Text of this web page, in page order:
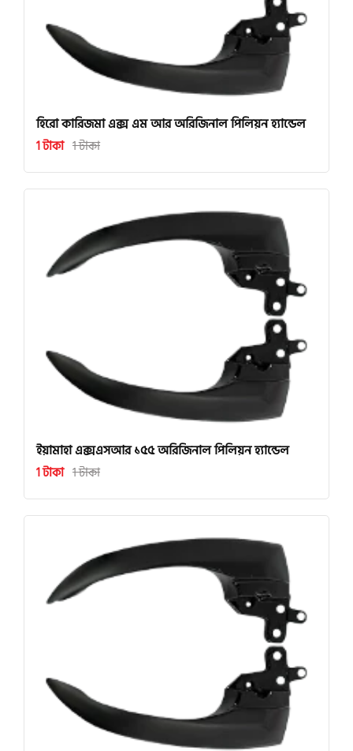
হিরো কারিজমা এক্স এম আর অরিজিনাল পিলিয়ন হ্যান্ডেল
1 টাকা 1 টাকা
ইয়ামাহা এক্সএসআর ১৫৫ অরিজিনাল পিলিয়ন হ্যান্ডেল
1 টাকা 1 টাকা